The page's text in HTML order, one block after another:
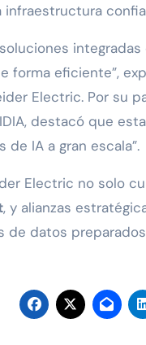
forma eficiente”,
Electric. Por su
destacó que
IA a gran escala”.
Electric no solo
, y alianzas
datos